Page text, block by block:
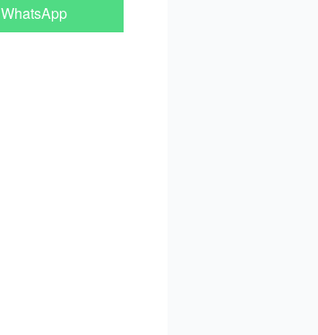
Share
on
WhatsApp